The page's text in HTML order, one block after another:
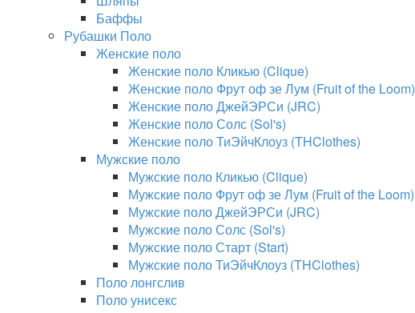
Баффы
Рубашки Поло
Женские поло
Женские поло Кликью (Clique)
Женские поло Фрут оф зе Лум (Fruit of the Loom)
Женские поло ДжейЭРСи (JRC)
Женские поло Солс (Sol's)
Женские поло ТиЭйчКлоуз (THClothes)
Мужские поло
Мужские поло Кликью (Clique)
Мужские поло Фрут оф зе Лум (Fruit of the Loom)
Мужские поло ДжейЭРСи (JRC)
Мужские поло Солс (Sol's)
Мужские поло Старт (Start)
Мужские поло ТиЭйчКлоуз (THClothes)
Поло лонгслив
Поло унисекс